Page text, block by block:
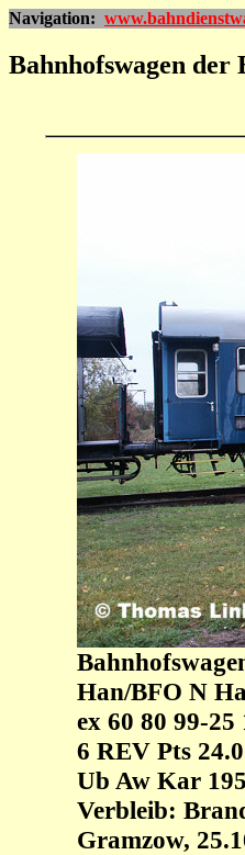
Navigation:
Bahnhofswagen der
Han/BFO N
ex 60 80 99-
6 REV Pts
Ub Aw Kar
Verbleib:
Gramzow,